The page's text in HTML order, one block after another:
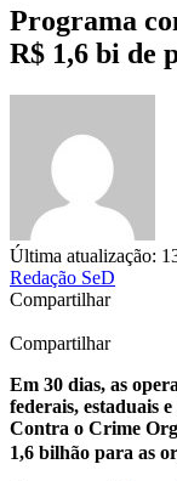
Programa
R$ 1,6 bi de
Última atualização:
Redação SeD
Compartilhar
Compartilhar
Em 30 dias, as
federais, estaduais
Contra o Crime
1,6 bilhão para as